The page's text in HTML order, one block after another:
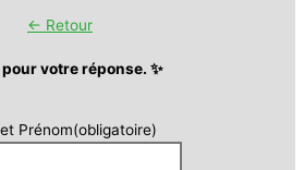
← Retour
votre réponse. ✨
Prénom(obligatoire)